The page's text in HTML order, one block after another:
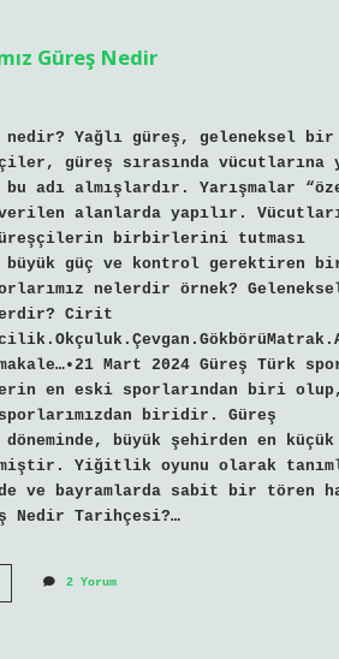
Güreş Nedir
nedir? Yağlı güreş, geleneksel bir
güreş sırasında vücutlarına
adı almışlardır. Yarışmalar
verilen alanlarda yapılır.
güreşçilerin birbirlerini tutması
güç ve kontrol gerektiren
nelerdir örnek?
Cirit
Mart 2024 Güreş Türk
en eski sporlarından biri
biridir. Güreş
büyük şehirden en küçük
Yiğitlik oyunu olarak
ve bayramlarda sabit bir tören
Nedir Tarihçesi?…
2 Yorum